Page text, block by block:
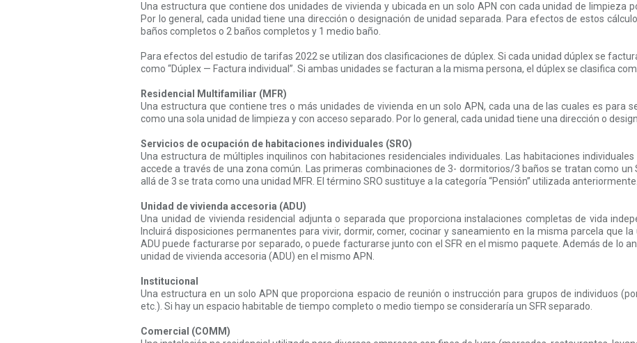
Una estructura que contiene dos unidades de vivienda y ubicada en un solo APN con cada unidad de limpieza
Por lo general, cada unidad tiene una dirección o designación de unidad separada. Para efectos de estos
baños completos o 2 baños completos y 1 medio baño.
Para efectos del estudio de tarifas 2022 se utilizan dos clasificaciones de dúplex. Si cada unidad dúplex se
como “Dúplex — Factura individual”. Si ambas unidades se facturan a la misma persona, el dúplex se clasifica
Residencial Multifamiliar (MFR)
Una estructura que contiene tres o más unidades de vivienda en un solo APN, cada una de las cuales es para
como una sola unidad de limpieza y con acceso separado. Por lo general, cada unidad tiene una dirección o
Servicios de ocupación de habitaciones individuales (SRO)
Una estructura de múltiples inquilinos con habitaciones residenciales individuales. Las habitaciones
accede a través de una zona común. Las primeras combinaciones de 3- dormitorios/3 baños se tratan como un
allá de 3 se trata como una unidad MFR. El término SRO sustituye a la categoría “Pensión” utilizada anteriormente.
Unidad de vivienda accesoria (ADU)
Una unidad de vivienda residencial adjunta o separada que proporciona instalaciones completas de vida
Incluirá disposiciones permanentes para vivir, dormir, comer, cocinar y saneamiento en la misma parcela que
ADU puede facturarse por separado, o puede facturarse junto con el SFR en el mismo paquete. Además de lo
unidad de vivienda accesoria (ADU) en el mismo APN.
Institucional
Una estructura en un solo APN que proporciona espacio de reunión o instrucción para grupos de individuos
etc.). Si hay un espacio habitable de tiempo completo o medio tiempo se consideraría un SFR separado.
Comercial (COMM)